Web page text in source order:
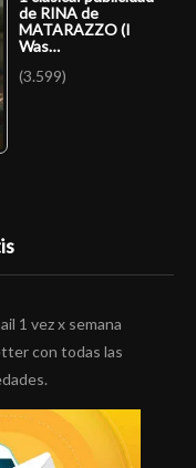
de RINA de
MATARAZZO (I
Was…
(3.599)
1 vez x semana
con todas las